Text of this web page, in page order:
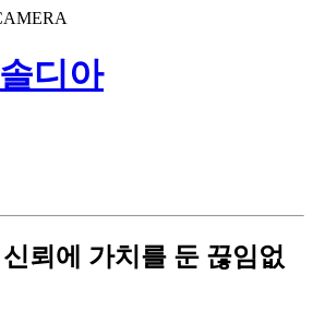
뢰에 가치를 둔 끊임없